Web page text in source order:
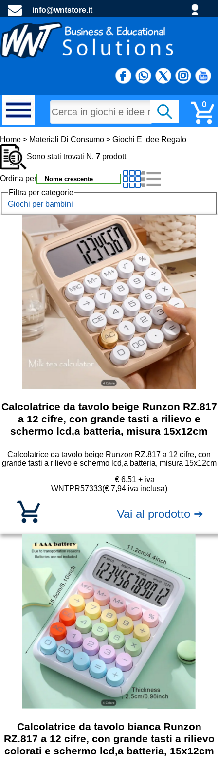
info@wntstore.it
0
MATERIALI DI CONSUMO
PROGETTI E MATERIALE PROMOZIONALE
TECNOLOGIA E DIDATTTICA
SICUREZZA E PROTEZIONE
INFORMATICA
ARREDI
SITI WEB
Home > Materiali Di Consumo > Giochi E Idee Regalo
Sono stati trovati N. 7 prodotti
Ordina per
Filtra per categorie
Giochi per bambini
Calcolatrice da tavolo beige Runzon RZ.817
a 12 cifre, con grande tasti a rilievo e
schermo lcd,a batteria, misura 15x12cm
Calcolatrice da tavolo beige Runzon RZ.817 a 12 cifre, con
grande tasti a rilievo e schermo lcd,a batteria, misura 15x12cm
WNTPR57333
€ 6,51 + iva
(€ 7,94 iva inclusa)
Vai al prodotto ➔
Calcolatrice da tavolo bianca Runzon
RZ.817 a 12 cifre, con grande tasti a rilievo
colorati e schermo lcd,a batteria, 15x12cm